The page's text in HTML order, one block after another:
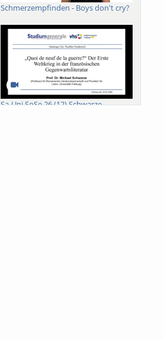
Schmerzempfinden - Boys don't cry?
Sa-Uni SoSe 26 (12) Schwarze